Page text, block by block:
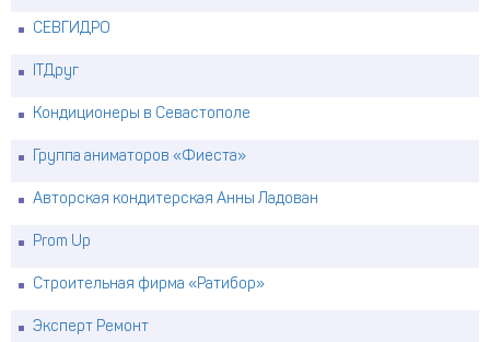
СЕВГИДРО
ITДруг
Кондиционеры в Севастополе
Группа аниматоров «Фиеста»
Авторская кондитерская Анны Ладован
Prom Up
Строительная фирма «Ратибор»
Эксперт Ремонт